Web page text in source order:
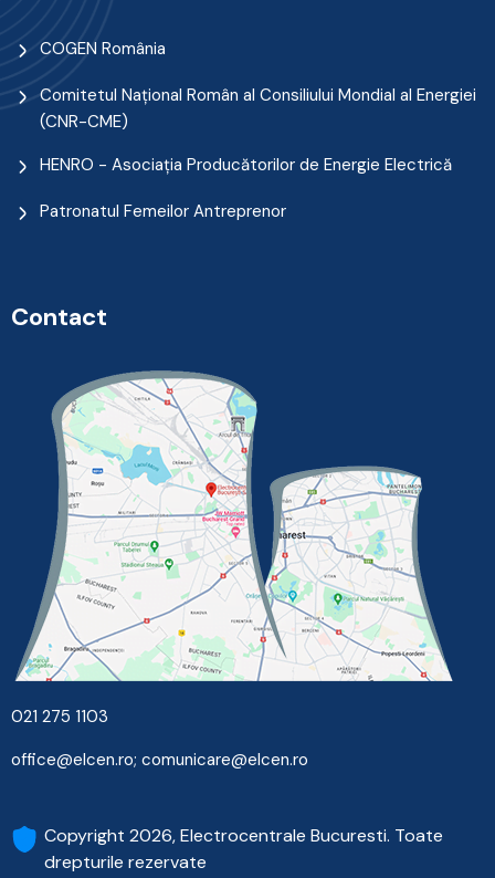
COGEN România
Comitetul Naţional Român al Consiliului Mondial al Energiei
(CNR-CME)
HENRO - Asociația Producătorilor de Energie Electrică
Patronatul Femeilor Antreprenor
Contact
021 275 1103
office@elcen.ro; comunicare@elcen.ro
Copyright 2026, Electrocentrale Bucuresti. Toate
drepturile rezervate